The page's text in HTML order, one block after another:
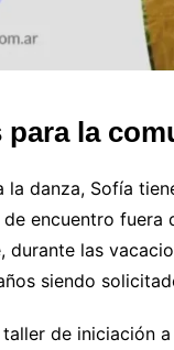
la
la danza, Sofía
encuentro
durante las
siendo
de iniciación